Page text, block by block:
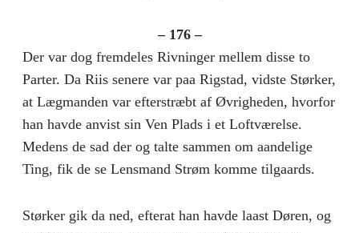
– 176 –
Der var dog fremdeles Rivninger mellem disse to
Parter. Da Riis senere var paa Rigstad, vidste Størker,
at Lægmanden var efterstræbt af Øvrigheden, hvorfor
han havde anvist sin Ven Plads i et Loftværelse.
Medens de sad der og talte sammen om aandelige
Ting, fik de se Lensmand Strøm komme tilgaards.
Størker gik da ned, efterat han havde laast Døren, og